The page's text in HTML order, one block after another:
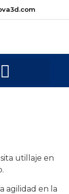
utillaje en
agilidad en la